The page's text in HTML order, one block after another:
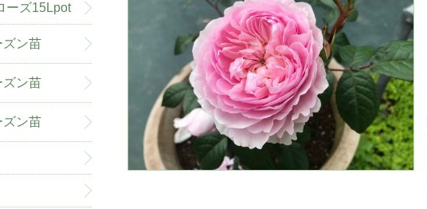
ーズ15Lpot
ズン苗
ズン苗
ズン苗